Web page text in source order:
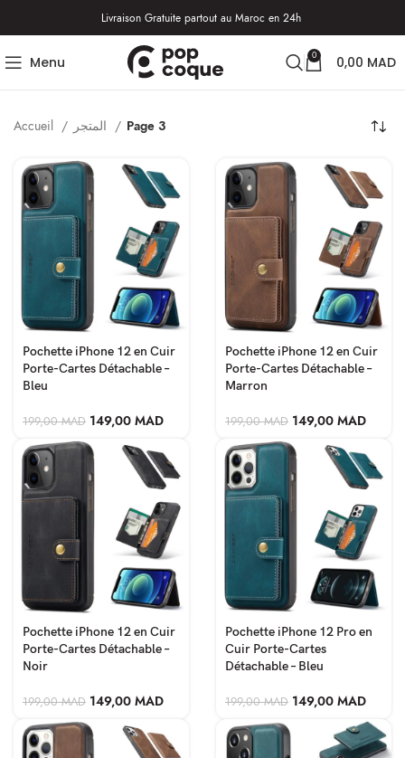
Livraison Gratuite partout au Maroc en 24h
Menu 0 0,00 MAD
Accueil Page 3
Pochette iPhone 12 en Cuir
Porte-Cartes Détachable –
Bleu
199,00MAD 149,00 MAD
Pochette iPhone 12 en Cuir
Porte-Cartes Détachable –
Marron
199,00MAD 149,00 MAD
Pochette iPhone 12 en Cuir
Porte-Cartes Détachable –
Noir
199,00MAD 149,00 MAD
Pochette iPhone 12 Pro en
Cuir Porte-Cartes
Détachable – Bleu
199,00MAD 149,00 MAD